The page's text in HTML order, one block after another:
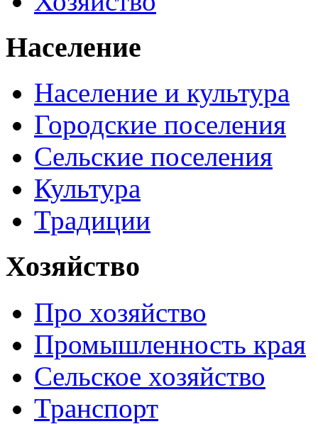
Население
Население и культура
Городские поселения
Сельские поселения
Культура
Традиции
Хозяйство
Про хозяйство
Промышленность края
Сельское хозяйство
Транспорт